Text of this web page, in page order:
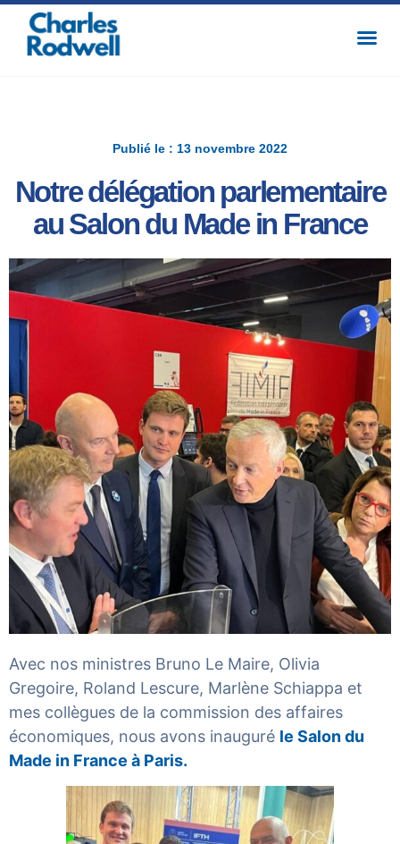
Publié le : 13 novembre 2022
Notre délégation parlementaire
au Salon du Made in France
Avec nos ministres Bruno Le Maire, Olivia
Gregoire, Roland Lescure, Marlène Schiappa et
mes collègues de la commission des affaires
économiques, nous avons inauguré le Salon du
Made in France à Paris.